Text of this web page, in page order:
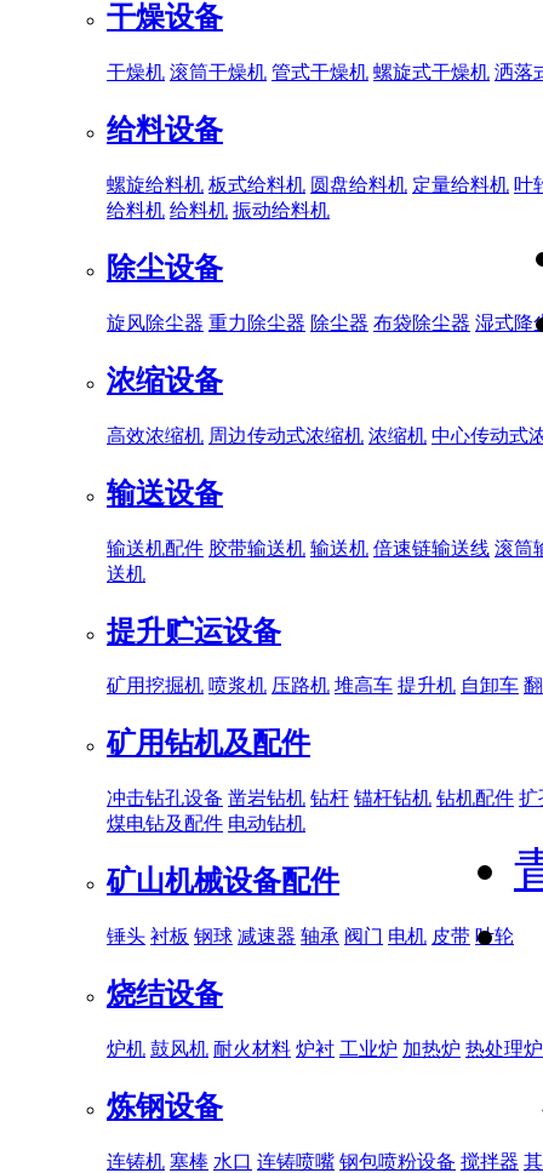
干燥设备
干燥机 滚筒干燥机 管式干燥机 螺旋式干燥机 洒落
给料设备
螺旋给料机 板式给料机 圆盘给料机 定量给料机 叶
给料机 给料机 振动给料机
除尘设备
旋风除尘器 重力除尘器 除尘器 布袋除尘器 湿式降
浓缩设备
高效浓缩机 周边传动式浓缩机 浓缩机 中心传动式
输送设备
输送机配件 胶带输送机 输送机 倍速链输送线 滚筒
送机
提升贮运设备
矿用挖掘机 喷浆机 压路机 堆高车 提升机 自卸车
矿用钻机及配件
冲击钻孔设备 凿岩钻机 钻杆 锚杆钻机 钻机配件 扩
煤电钻及配件 电动钻机
矿山机械设备配件
锤头 衬板 钢球 减速器 轴承 阀门 电机 皮带 叶轮
烧结设备
炉机 鼓风机 耐火材料 炉衬 工业炉 加热炉 热处理炉
炼钢设备
连铸机 塞棒 水口 连铸喷嘴 钢包喷粉设备 搅拌器